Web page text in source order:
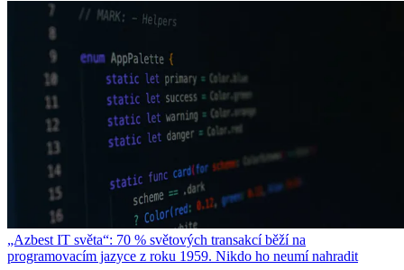
„Azbest IT světa“: 70 % světových transakcí běží na
programovacím jazyce z roku 1959. Nikdo ho neumí nahradit